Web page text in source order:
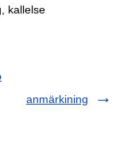
kallelse
anmärkining